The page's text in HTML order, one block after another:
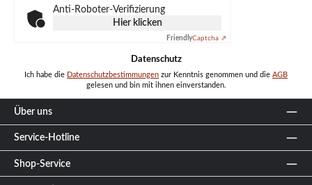
Anti-Roboter-Verifizierung
Hier klicken
FriendlyCaptcha ⇗
Datenschutz
Ich habe die Datenschutzbestimmungen zur Kenntnis genommen und die AGB
gelesen und bin mit ihnen einverstanden.
Über uns
Service-Hotline
Shop-Service